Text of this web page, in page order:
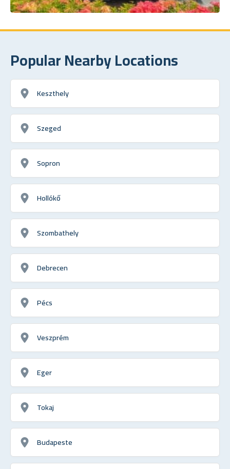
Popular Nearby Locations
Keszthely
Szeged
Sopron
Hollókő
Szombathely
Debrecen
Pécs
Veszprém
Eger
Tokaj
Budapeste